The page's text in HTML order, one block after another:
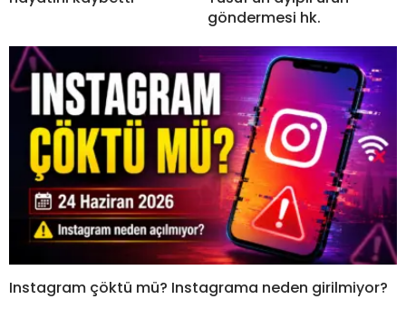
göndermesi hk.
Instagram çöktü mü? Instagrama neden girilmiyor?